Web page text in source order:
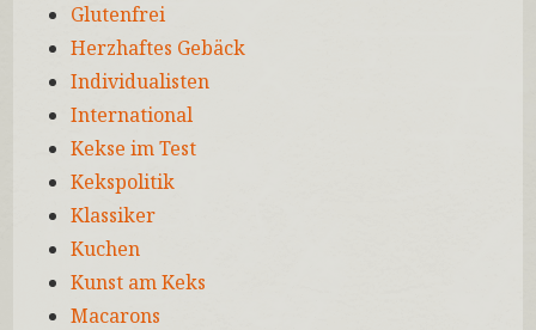
Glutenfrei
Herzhaftes Gebäck
Individualisten
International
Kekse im Test
Kekspolitik
Klassiker
Kuchen
Kunst am Keks
Macarons